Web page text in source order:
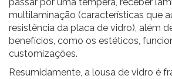
multilaminação (características que
resistência da placa de vidro), além
benefícios, como os estéticos,
customizações.
Resumidamente, a lousa de vidro é